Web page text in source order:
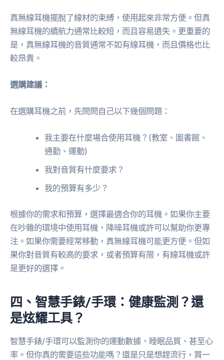
真無線耳機擺脫了線材的束縛，使用起來非常方便。但真
無線耳機的續航力通常比較短，而且容易遺失。更重要的
是，真無線耳機的音質通常不如有線耳機，而且價格也比
較昂貴。
選購建議：
在選購耳機之前，先問問自己以下幾個問題：
我主要在什麼場合使用耳機？(教室、圖書館、
通勤、運動)
我對音質有什麼要求？
我的預算有多少？
根據你的需求和預算，選擇最適合你的耳機。如果你主要
在吵雜的環境中使用耳機，降噪耳機或許可以幫助你更專
注。如果你需要經常移動，真無線耳機可能更方便。但如
果你對音質有較高的要求，或者預算有限，有線耳機或許
是更好的選擇。
四、智慧手錶/手環：健康監測？還
是炫耀工具？
智慧手錶/手環可以監測你的運動數據、睡眠品質、甚至心
率。但你真的需要這些功能嗎？還是只是想趕流行，買一